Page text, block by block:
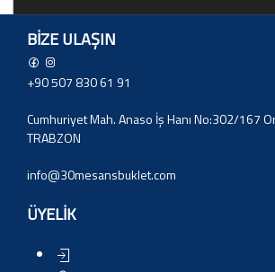
BIZE ULAŞIN
+90 507 830 61 91
Cumhuriyet Mah. Anaso İş Hanı No:302/167
TRABZON
info@30mesansbuklet.com
ÜYELİK